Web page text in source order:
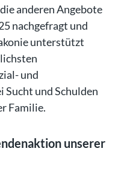
anderen Angebote
nachgefragt und
unterstützt
und
Sucht und Schulden
Familie.
unserer